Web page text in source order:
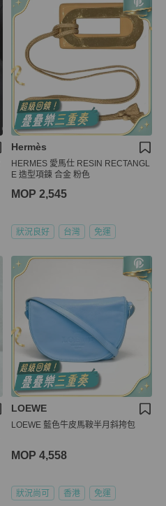
Hermès
HERMES 愛馬仕 RESIN RECTANGL
E 造型項鍊 合金 粉色
MOP 2,545
狀況良好 台灣 免運
LOEWE
LOEWE 藍色牛皮馬鞍半月斜挎包
MOP 4,558
狀況尚可 香港 免運